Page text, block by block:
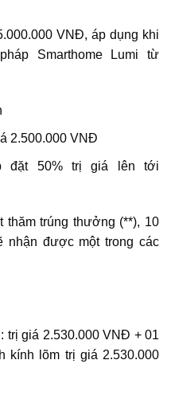
VNĐ, áp dụng khi
Smarthome Lumi từ
2.500.000 VNĐ
đặt 50% trị giá lên tới
thăm trúng thưởng (**), 10
nhận được một trong các
trị giá 2.530.000 VNĐ + 01
kính lõm trị giá 2.530.000